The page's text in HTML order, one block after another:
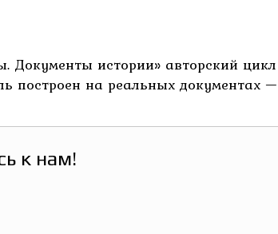
Документы истории» авторский
построен на реальных документах
к нам!